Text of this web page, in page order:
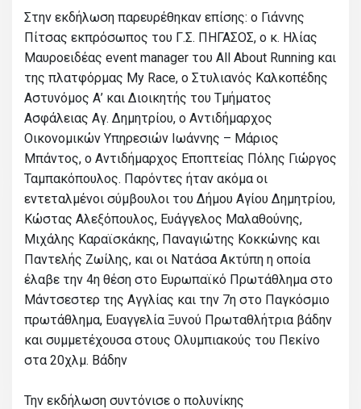
Στην εκδήλωση παρευρέθηκαν επίσης: ο Γιάννης
Πίτσας εκπρόσωπος του Γ.Σ. ΠΗΓΑΣΟΣ, ο κ. Ηλίας
Μαυροειδέας event manager του All About Running και
της πλατφόρμας My Race, ο Στυλιανός Καλκοπέδης
Αστυνόμος Α’ και Διοικητής του Τμήματος
Ασφάλειας Αγ. Δημητρίου, ο Αντιδήμαρχος
Οικονομικών Υπηρεσιών Ιωάννης – Μάριος
Μπάντος, ο Αντιδήμαρχος Εποπτείας Πόλης Γιώργος
Ταμπακόπουλος. Παρόντες ήταν ακόμα οι
εντεταλμένοι σύμβουλοι του Δήμου Αγίου Δημητρίου,
Κώστας Αλεξόπουλος, Ευάγγελος Μαλαθούνης,
Μιχάλης Καραϊσκάκης, Παναγιώτης Κοκκώνης και
Παντελής Ζωίλης, και οι Νατάσα Ακτύπη η οποία
έλαβε την 4η θέση στο Ευρωπαϊκό Πρωτάθλημα στο
Μάντσεστερ της Αγγλίας και την 7η στο Παγκόσμιο
πρωτάθλημα, Ευαγγελία Ξυνού Πρωταθλήτρια βάδην
και συμμετέχουσα στους Ολυμπιακούς του Πεκίνο
στα 20χλμ. Βάδην
Την εκδήλωση συντόνισε ο πολυνίκης